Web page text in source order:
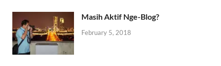
Masih Aktif Nge-Blog?
February 5, 2018